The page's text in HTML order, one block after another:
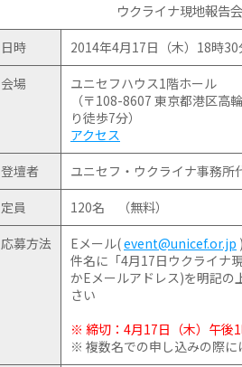
ウクライナ現地報告
日時
2014年4月17日（木）18時30
会場
ユニセフハウス1階ホール
（〒108-8607 東京都港区
り徒歩7分）
アクセス
登壇者
ユニセフ・ウクライナ事務所
定員
120名 （無料）
応募方法
Eメール(event@unicef.or.jp
件名に「4月17日ウクライナ
かEメールアドレス)を明記の
さい
※ 締切：4月17日（木）午後
※ 複数名での申し込みの際に